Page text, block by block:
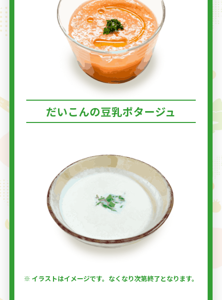
だいこんの豆乳ポタージュ
※ イラストはイメージです。なくなり次第終了となります。